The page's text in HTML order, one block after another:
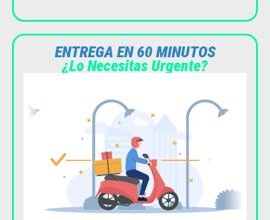
ENTREGA EN 60 MINUTOS
¿Lo Necesitas Urgente?